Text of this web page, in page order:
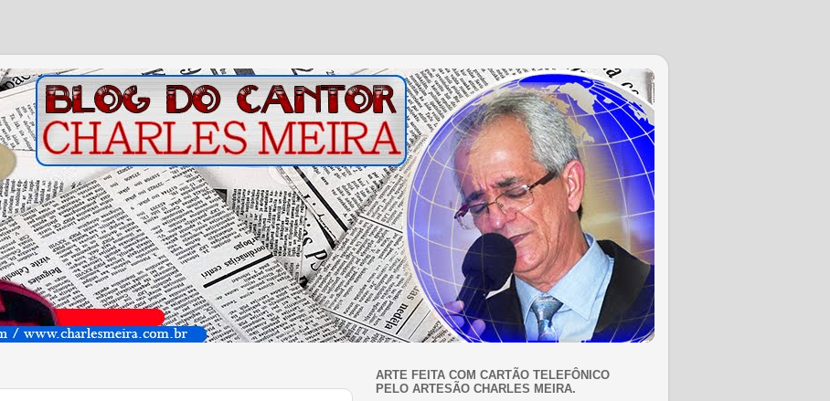
ARTE FEITA COM CARTÃO TELEFÔNICO
PELO ARTESÃO CHARLES MEIRA.